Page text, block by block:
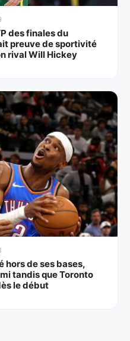
des finales du
preuve de sportivité
rival Will Hickey
hors de ses bases,
tandis que Toronto
le début